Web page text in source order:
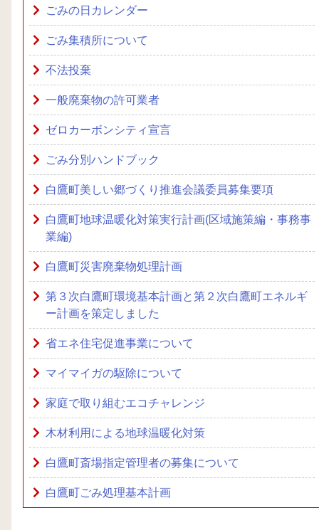
ごみの日カレンダー
ごみ集積所について
不法投棄
一般廃棄物の許可業者
ゼロカーボンシティ宣言
ごみ分別ハンドブック
白鷹町美しい郷づくり推進会議委員募集要項
白鷹町地球温暖化対策実行計画(区域施策編・事務事
業編)
白鷹町災害廃棄物処理計画
第３次白鷹町環境基本計画と第２次白鷹町エネルギ
ー計画を策定しました
省エネ住宅促進事業について
マイマイガの駆除について
家庭で取り組むエコチャレンジ
木材利用による地球温暖化対策
白鷹町斎場指定管理者の募集について
白鷹町ごみ処理基本計画